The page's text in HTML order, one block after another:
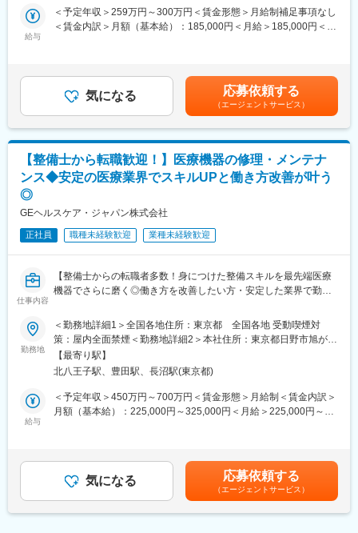
る環境です。
■キャリアパス：機械だけでなく電気やIT・科学の知識も身に着け
ど積極的なキャリア構築が可能です。
変更の範囲：会社の定める業務
★使い方説明やサポートなどを行うことで、病院側の満足度を上
げて、当社をアピールすることにつながります！
し、看護師や臨床検査技師の方と信頼関係を構築することがミッ
ションです。
・担当施設は20～25施設程（1日に3～5件程度訪問）
＜1日の流れ ※訪問には社用車を使用＞
◎出社 ※直行の場合もあり
◎取引ある医療機関を訪問
★訪問施設や訪問件数などは、自分でスケジュールを決めること
＜担当する製品＞
担当いただく製品は自己血糖測定器のみのため、短期間で業務に
商材がシンプルな分、提案内容に集中でき、未経験の方でもスタ
ートしやすい環境です。
■働き方：
└家事や育児などのプライベートと仕事を両立しやすい働き方で
す。子育て中の社員が多数活躍しています！
■入社後のフォロー体制：
・約10日間の導入研修に加え、現場OJTを通して、基本的な医療
の知識など業務に必要な基礎を身につけていただきます。
給与
＜予定年収＞259万円～300万円＜賃金形態＞月給制補足事項なし
＜賃金内訳＞月額（基本給）：185,000円＜月給＞185,000円＜昇
礼金が15万（単身）、25万（家族帯同）、仲介手数料家賃1ヶ月
分も会社負担となります。尚、社宅適用となった場合は、適用が
異なります。賃金はあくまでも目安の金額であり、選考を通じて
上下する可能性があります。月給(月額)は固定手当を含めた表記で
す。
気になる 応募依頼する
（エージェントサービス）
【整備士から転職歓迎！】医療機器の修理・メンテナ
ンス◆安定の医療業界でスキルUPと働き方改善が叶う
◎
GEヘルスケア・ジャパン株式会社
正社員 職種未経験歓迎 業種未経験歓迎
仕事内容
【整備士からの転職者多数！身につけた整備スキルを最先端医療
機器でさらに磨く◎働き方を改善したい方・安定した業界で勤務
ー】
■業務内容：
医療画像診断装置（CT,MRI）、超音波診断装置や麻酔器、生体モ
ニターを展開する同社のサービスステーションの一員として、下
記のような業務をお任せします。
・医療装置の保守 修理、点検等メンテナンス
に着けることで自然と対応が可能になりますのでご安心くださ
い。
勤務地
＜勤務地詳細1＞全国各地住所：東京都 全国各地 受動喫煙対
策：屋内全面禁煙＜勤務地詳細2＞本社住所：東京都日野市旭が丘
4-7-127 勤務地最寄駅：JR中央線／豊田駅受動喫煙対策：屋内全
面禁煙変更の範囲：会社の定める事業所（リモートワーク含む）
【最寄り駅】
北八王子駅、豊田駅、長沼駅(東京都)
給与
＜予定年収＞450万円～700万円＜賃金形態＞月給制＜賃金内訳＞
月額（基本給）：225,000円～325,000円＜月給＞225,000円～
までも目安の金額であり、選考を通じて上下する可能性がありま
す。賃金はあくまでも目安の金額であり、選考を通じて上下する
可能性があります。月給(月額)は固定手当を含めた表記です。
気になる 応募依頼する
（エージェントサービス）